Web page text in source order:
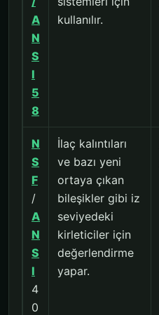
A
N
S
I
5
8
kullanılır.
N
S
F
/
A
N
S
I
4
0
İlaç kalıntıları
ve bazı yeni
ortaya çıkan
bileşikler gibi iz
seviyedeki
kirleticiler için
değerlendirme
yapar.